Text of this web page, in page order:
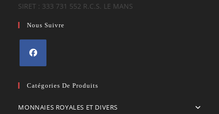
SIRET : 333 731 552 R.C.S. LE MANS
Nous Suivre
dans
nouvel
Catégories De Produits
MONNAIES ROYALES ET DIVERS